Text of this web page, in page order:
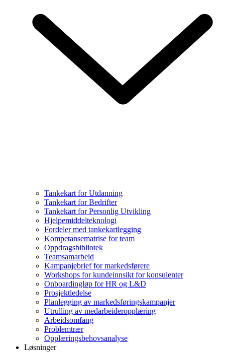
Tankekart for Utdanning
Tankekart for Bedrifter
Tankekart for Personlig Utvikling
Hjelpemiddelteknologi
Fordeler med tankekartlegging
Kompetansematrise for team
Oppdragsbibliotek
Teamsamarbeid
Kampanjebrief for markedsførere
Workshops for kundeinnsikt for konsulenter
Onboardingløp for HR og L&D
Prosjektledelse
Planlegging av markedsføringskampanjer
Utrulling av medarbeideropplæring
Arbeidsomfang
Problemtrær
Opplæringsbehovsanalyse
Løsninger